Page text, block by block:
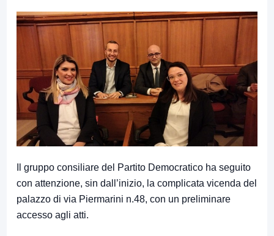
Il gruppo consiliare del Partito Democratico ha seguito
con attenzione, sin dall’inizio, la complicata vicenda del
palazzo di via Piermarini n.48, con un preliminare
accesso agli atti.